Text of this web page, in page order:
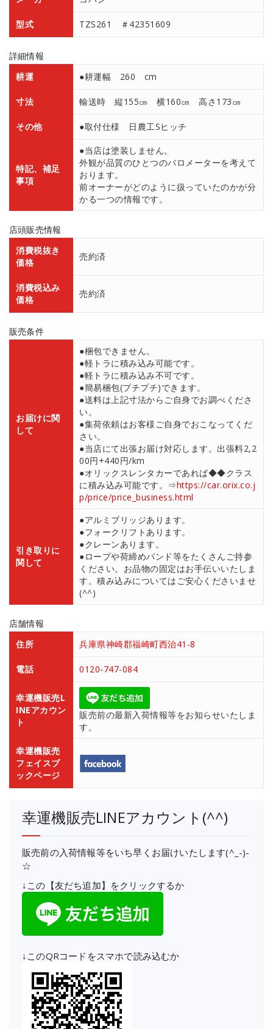
型式 TZS261 ＃42351609
詳細情報
耕運
●耕運幅 260 cm
寸法 輸送時 縦155㎝ 横160㎝ 高さ173㎝
その他 ●取付仕様 日農工Sヒッチ
特記、補足
事項
●当店は塗装しません。
外観が品質のひとつのバロメーターを考えて
おります。
前オーナーがどのように扱っていたのかが分
かる一つの情報です。
店頭販売情報
消費税抜き
価格
売約済
消費税込み
価格
売約済
販売条件
お届けに関
して
●梱包できません。
●軽トラに積み込み可能です。
●軽トラに積み込み不可です。
●簡易梱包(プチプチ)できます。
●送料は上記寸法からご自身でお調べくださ
い。
●集荷依頼はお客様ご自身でおこなってくだ
さい。
●当店にて出張お届け対応します。出張料2,2
00円+440円/km
●オリックスレンタカーであれば◆◆クラス
に積み込み可能です。⇒https://car.orix.co.j
p/price/price_business.html
引き取りに
関して
●アルミブリッジあります。
●フォークリフトあります。
●クレーンあります。
●ロープや荷締めバンド等をたくさんご持参
ください。お品物の固定はお手伝いいたしま
す。積み込みについてはご安心くださいませ
(^^)
店舗情報
住所
兵庫県神崎郡福崎町西治41-8
電話 0120-747-084
幸運機販売L
INEアカウン
ト
販売前の最新入荷情報等をお知らせいたしま
す。
幸運機販売
フェイスブ
ックページ
幸運機販売LINEアカウント(^^)
販売前の入荷情報等をいち早くお届けいたします(^_-)-
☆
↓この【友だち追加】をクリックするか
↓このQRコードをスマホで読み込むか